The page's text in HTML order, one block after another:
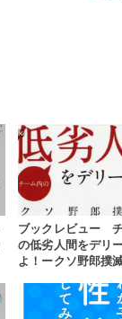
ブックレビュー
の低劣人間をデリ
よ！ークソ野郎撲